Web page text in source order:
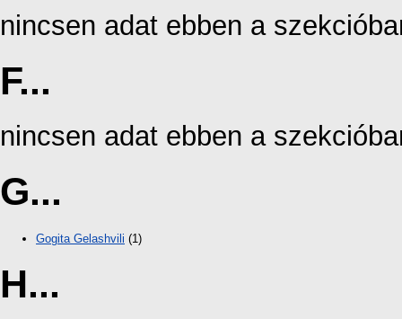
nincsen adat ebben a
F...
nincsen adat ebben a
G...
Gogita Gelashvili (1)
H...